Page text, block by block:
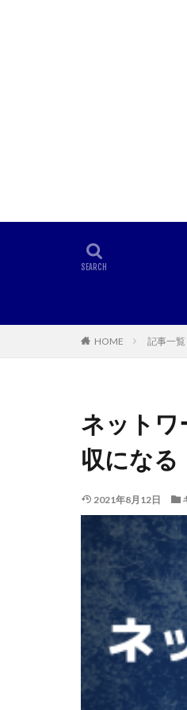
HOME 記事一覧
ネットワ
収になる
2021年8月12日